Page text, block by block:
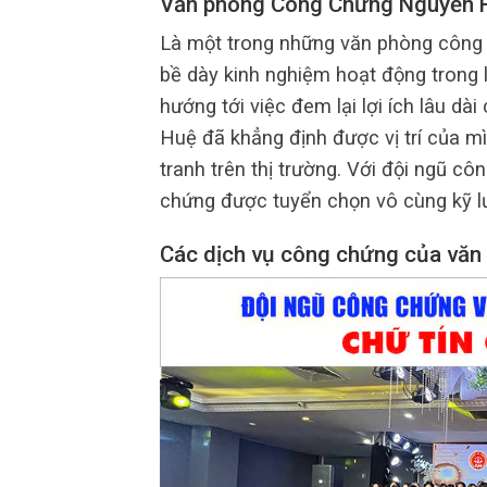
Là một trong những văn phòng
bề dày kinh nghiệm hoạt động
hướng tới việc đem lại lợi ích lâu dài
Huệ đã khẳng định được vị trí của
tranh trên thị trường. Với đội ngũ
chứng được tuyển chọn vô cùng kỹ
Các dịch vụ công chứng của